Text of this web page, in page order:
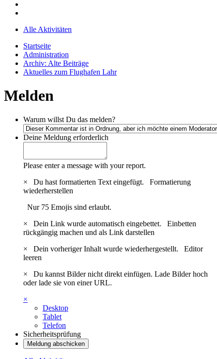
Alle Aktivitäten
Startseite
Administration
Archiv: Alte Beiträge
Aktuelles zum Flughafen Lahr
Melden
Warum willst Du das melden?
Deine Meldung erforderlich
Please enter a message with your report.
×
Du hast formatierten Text eingefügt. Formatierung
wiederherstellen
Nur 75 Emojis sind erlaubt.
×
Dein Link wurde automatisch eingebettet. Einbetten
rückgängig machen und als Link darstellen
×
Dein vorheriger Inhalt wurde wiederhergestellt. Editor
leeren
×
Du kannst Bilder nicht direkt einfügen. Lade Bilder hoch
oder lade sie von einer URL.
×
Desktop
Tablet
Telefon
Sicherheitsprüfung
Meldung abschicken